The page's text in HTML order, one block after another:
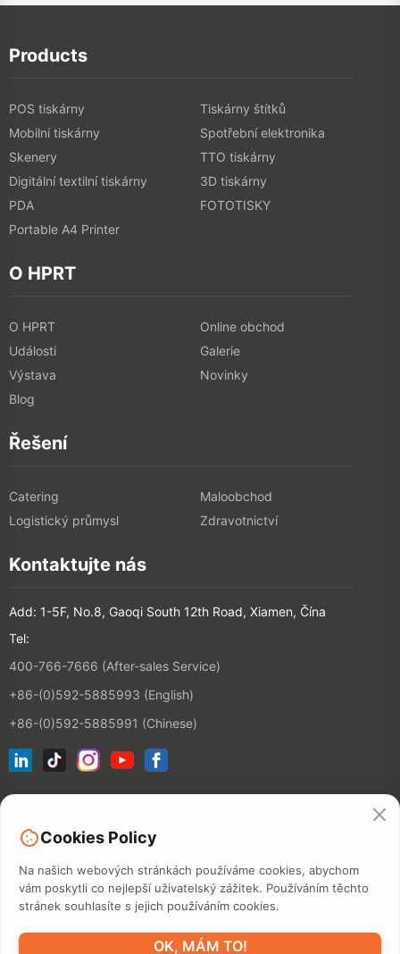
Products
POS tiskárny
Tiskárny štítků
Mobilní tiskárny
Spotřební elektronika
Skenery
TTO tiskárny
Digitální textilní tiskárny
3D tiskárny
PDA
FOTOTISKY
Portable A4 Printer
O HPRT
O HPRT
Online obchod
Události
Galerie
Výstava
Novinky
Blog
Řešení
Catering
Maloobchod
Logistický průmysl
Zdravotnictví
Kontaktujte nás
Add: 1-5F, No.8, Gaoqi South 12th Road, Xiamen, Čína
Tel:
400-766-7666 (After-sales Service)
+86-(0)592-5885993 (English)
+86-(0)592-5885991 (Chinese)
©2026 XIAMEN HANIN CO., LTD.ZÁSADY OCHRANY OSOBNÍCH
Cookies Policy
Na našich webových stránkách používáme cookies, abychom
vám poskytli co nejlepší uživatelský zážitek. Používáním těchto
stránek souhlasíte s jejich používáním cookies.
OK, MÁM TO!